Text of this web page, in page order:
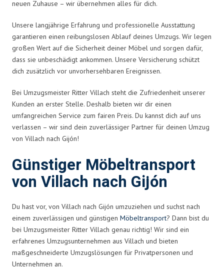
neuen Zuhause – wir übernehmen alles für dich.
Unsere langjährige Erfahrung und professionelle Ausstattung
garantieren einen reibungslosen Ablauf deines Umzugs. Wir legen
großen Wert auf die Sicherheit deiner Möbel und sorgen dafür,
dass sie unbeschädigt ankommen. Unsere Versicherung schützt
dich zusätzlich vor unvorhersehbaren Ereignissen.
Bei Umzugsmeister Ritter Villach steht die Zufriedenheit unserer
Kunden an erster Stelle. Deshalb bieten wir dir einen
umfangreichen Service zum fairen Preis. Du kannst dich auf uns
verlassen – wir sind dein zuverlässiger Partner für deinen Umzug
von Villach nach Gijón!
Günstiger Möbeltransport
von Villach nach Gijón
Du hast vor, von Villach nach Gijón umzuziehen und suchst nach
einem zuverlässigen und günstigen Möbeltransport? Dann bist du
bei Umzugsmeister Ritter Villach genau richtig! Wir sind ein
erfahrenes Umzugsunternehmen aus Villach und bieten
maßgeschneiderte Umzugslösungen für Privatpersonen und
Unternehmen an.